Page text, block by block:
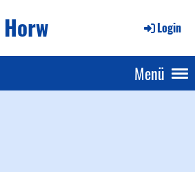
Login
Menü